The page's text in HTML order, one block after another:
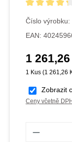
Číslo výrobku:
EAN:
Běžná cena:
1
1 Kus (1 261,26
Zobrazit
Ceny včetně